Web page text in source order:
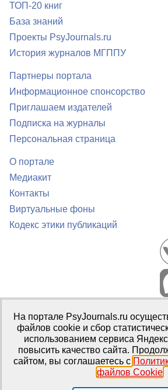
ТОП-20 книг
База знаний
Проекты PsyJournals.ru
История журналов МГППУ
Партнеры портала
Информационное спонсорство
Приглашаем издателей
Подписка на журналы
Персональная страница
О портале
Медиакит
Контакты
Виртуальные фоны
Кодекс этики публикаций
Портал психологических изданий
Правила использования материалов
Свидетельство регистрации СМИЭл №
2016 г.
Издатель: ФГБОУ ВО МГППУ
На портале PsyJournals.ru
файлов cookie и сбор
использованием сервиса
повысить качество сайта.
сайтом, вы соглашаетесь с
файлов Cookie.